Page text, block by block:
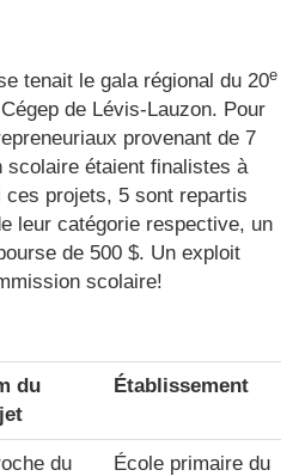
tenait le gala régional du 20e
de Lévis-Lauzon. Pour
provenant de 7
étaient finalistes à
ces projets, 5 sont repartis
leur catégorie respective, un
de 500 $. Un exploit
scolaire!
du
Établissement
du
École primaire du